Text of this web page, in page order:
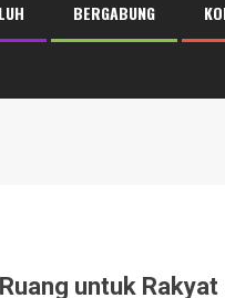
BERGABUNG
untuk Rakyat